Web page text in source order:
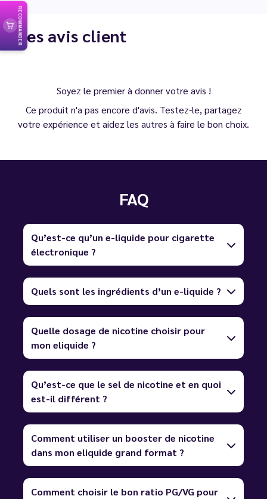
Les avis client
Soyez le premier à donner votre avis !
Ce produit n'a pas encore d'avis. Testez-le, partagez
votre expérience et aidez les autres à faire le bon choix.
FAQ
Qu’est-ce qu’un e-liquide pour cigarette
électronique ?
Quels sont les ingrédients d’un e-liquide ?
Quelle dosage de nicotine choisir pour
mon eliquide ?
Qu’est-ce que le sel de nicotine et en quoi
est-il différent ?
Comment utiliser un booster de nicotine
dans mon eliquide grand format ?
Comment choisir le bon ratio PG/VG pour
RECOMMANDER